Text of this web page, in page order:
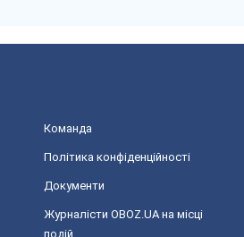
Команда
Політика конфіденційності
Документи
Журналісти OBOZ.UA на місці
подій